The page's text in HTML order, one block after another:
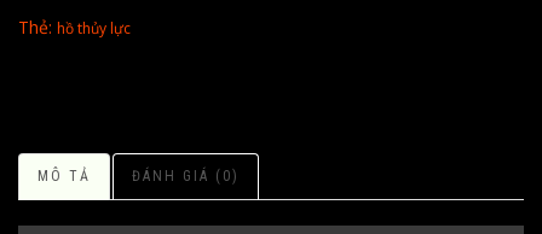
Thẻ: hồ thủy lực
MÔ TẢ ĐÁNH GIÁ (0)